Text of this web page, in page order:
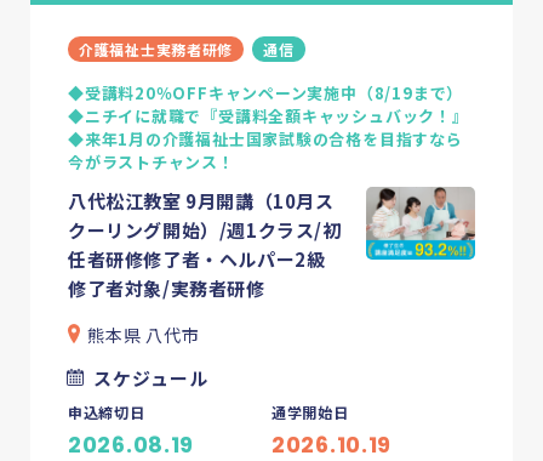
介護福祉士実務者研修 通信
◆受講料20％OFFキャンペーン実施中（8/19まで）
◆ニチイに就職で『受講料全額キャッシュバック！』
◆来年1月の介護福祉士国家試験の合格を目指すなら
今がラストチャンス！
八代松江教室 9月開講（10月ス
クーリング開始）/週1クラス/初
任者研修修了者・ヘルパー2級
修了者対象/実務者研修
熊本県 八代市
スケジュール
申込締切日
2026.08.19
通学開始日
2026.10.19